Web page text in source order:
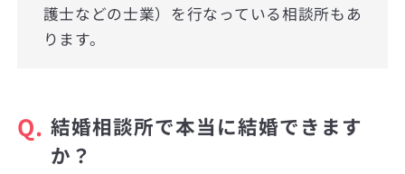
護士などの士業）を行なっている相談所もあ
ります。
Q. 結婚相談所で本当に結婚できます
か？